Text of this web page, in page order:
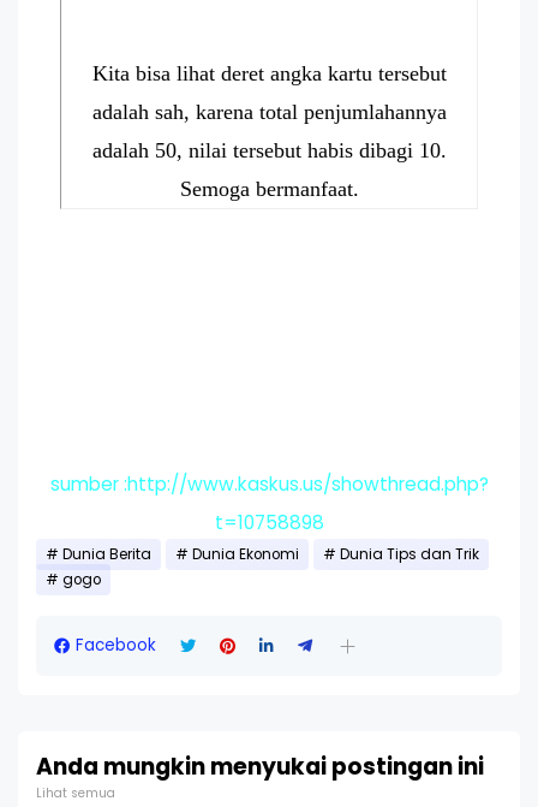
Kita bisa lihat deret angka kartu tersebut
adalah sah, karena total penjumlahannya
adalah 50, nilai tersebut habis dibagi 10.
Semoga bermanfaat.
sumber :http://www.kaskus.us/showthread.php?
t=10758898
Dunia Berita Dunia Ekonomi
Dunia Tips dan Trik
gogo
Facebook
Anda mungkin menyukai postingan ini
Lihat semua